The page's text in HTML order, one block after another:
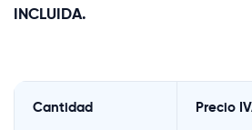
INCLUIDA.
Cantidad Precio